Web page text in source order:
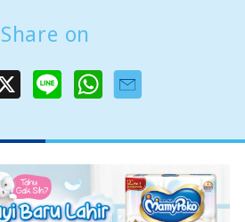
Share on
W
A